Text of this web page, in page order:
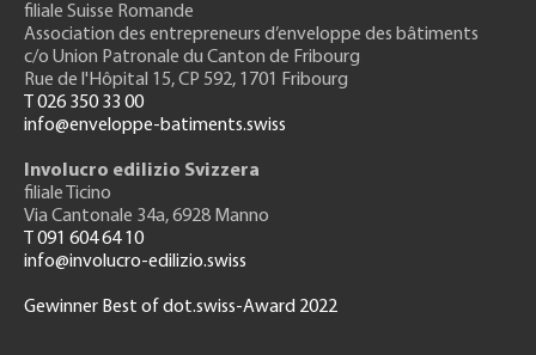
filiale Suisse Romande
Association des entrepreneurs d’enveloppe des bâtiments
c/o Union Patronale du Canton de Fribourg
Rue de l'Hôpital 15, CP 592, 1701 Fribourg
T 026 350 33 00
info@enveloppe-batiments.swiss
Involucro edilizio Svizzera
filiale Ticino
Via Cantonale 34a, 6928 Manno
T 091 604 64 10
info@involucro-edilizio.swiss
Gewinner Best of dot.swiss-Award 2022